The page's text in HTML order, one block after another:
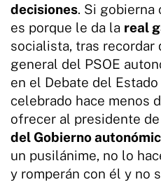
decisiones. Si gobierna
es porque le da la real
socialista, tras recordar
general del PSOE
en el Debate del
celebrado hace menos
ofrecer al presidente de
del Gobierno
un pusilánime, no lo
y romperán con él y no